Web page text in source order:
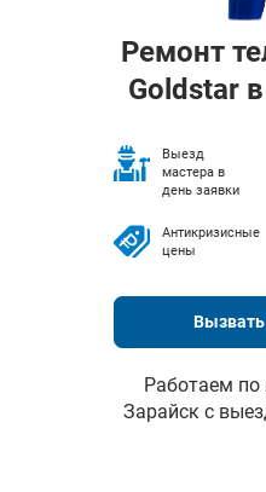
Ремонт
Goldstar
Выезд
мастера в
день заявки
Антикризисные
цены
Работаем по
Зарайск с